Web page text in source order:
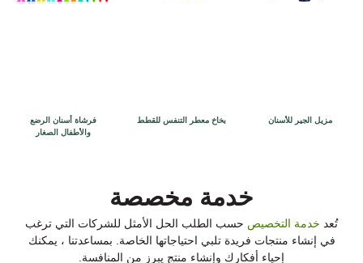
مزيل الجير للأسنان بخاخ معطر التنفس للقطط
فرشاة أسنان الرضع
والأطفال الصغار
خدمة مخصصة
تُعد خدمة التخصيص حسب الطلب الحل الأمثل للشركات التي ترغب
في إنشاء منتجات فريدة تلبي احتياجاتها الخاصة. بمساعدتنا ، يمكنك
إحياء أفكارك وإنشاء منتج يبرز من المنافسة.